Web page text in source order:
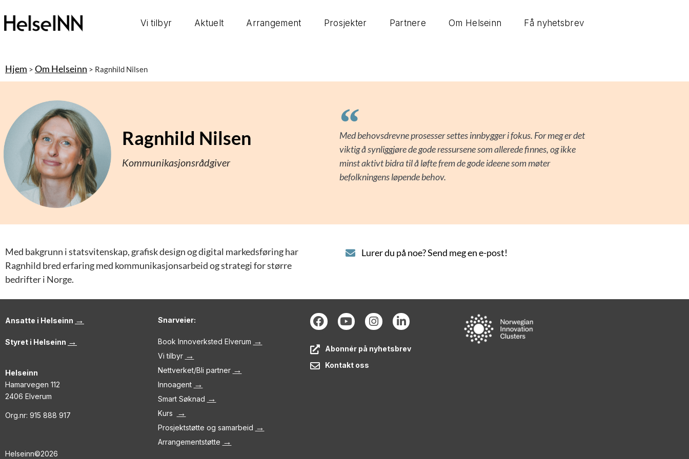
Vi tilbyr Aktuelt Arrangement Prosjekter Partnere Om Helseinn Få nyhetsbrev
Hjem > Om Helseinn > Ragnhild Nilsen
Ragnhild Nilsen
Kommunikasjonsrådgiver
Med behovsdrevne prosesser settes innbygger i fokus. For meg er det
viktig å synliggjøre de gode ressursene som allerede finnes, og ikke
minst aktivt bidra til å løfte frem de gode ideene som møter
befolkningens løpende behov.
Med bakgrunn i statsvitenskap, grafisk design og digital markedsføring har
Ragnhild bred erfaring med kommunikasjonsarbeid og strategi for større
bedrifter i Norge.
Lurer du på noe? Send meg en e-post!
Ansatte i Helseinn →
Styret i Helseinn →
Helseinn
Hamarvegen 112
2406 Elverum
Org.nr: 915 888 917
Helseinn©2026
Snarveier:
Book Innoverksted Elverum →
Vi tilbyr →
Nettverket/Bli partner →
Innoagent →
Smart Søknad →
Kurs →
Prosjektstøtte og samarbeid →
Arrangementstøtte →
Abonnér på nyhetsbrev
Kontakt oss